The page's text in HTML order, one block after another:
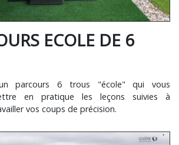
ECOLE DE 6
parcours 6 trous "école" qui vous
en pratique les leçons suivies à
vos coups de précision.